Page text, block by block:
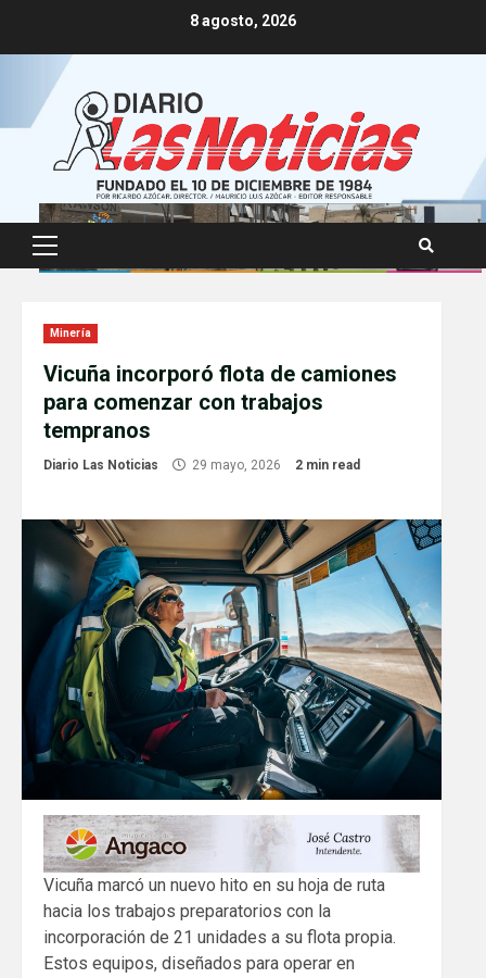
8 agosto, 2026
Primary
Menu
Minería
Vicuña incorporó flota de camiones
para comenzar con trabajos
tempranos
Diario Las Noticias 29 mayo, 2026 2 min read
Vicuña marcó un nuevo hito en su hoja de ruta
hacia los trabajos preparatorios con la
incorporación de 21 unidades a su flota propia.
Estos equipos, diseñados para operar en